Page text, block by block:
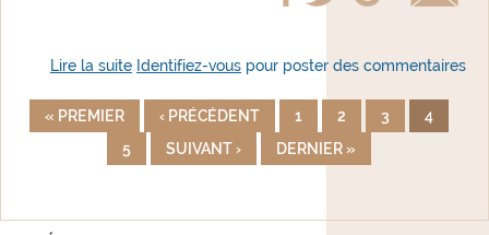
Lire la suite de Farcis Orléanais
Identifiez-vous pour poster des commentaires
PAGES
« PREMIER ‹ PRÉCÉDENT 1 2 3
4
5
SUIVANT › DERNIER »